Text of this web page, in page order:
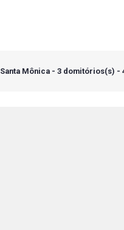
Santa Mônica - 3 domitórios(s) -